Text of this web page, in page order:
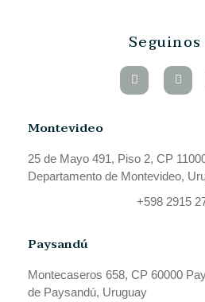
Montevideo
25 de Mayo 491, Piso 2, CP
Departamento de Montevideo,
+598 2915
Paysandú
Montecaseros 658, CP 60000
de Paysandú, Uruguay